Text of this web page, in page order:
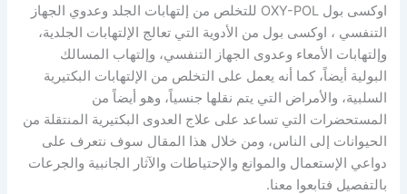
اوكسى بول OXY-POL للتخلص من إلتهابات الجلد وعدوي الجهاز
التنفسي ، اوكسى بول من الأدوية التي تعالج الإلتهابات الجلدية،
وإلتهابات الأمعاء وعدوى الجهاز التنفسي، وإلتهاب المسالك
البولية أيضاً، كما أنه يعمل على التخلص من الإلتهابات البكتيرية
السلبية، والأمراض التي يتم نقلها جنسياً، وهو أيضاً من
المستحضرات التي تساعد على علاج العدوى البكتيرية المنتقلة من
الحيوانات إلى الناس، ومن خلال هذا المقال سوف نتعرف على
دواعي الإستعمال والموانع والإحتياطات والآثار الجانبية والجرعات
بالتفصيل فتابعوا معنا.